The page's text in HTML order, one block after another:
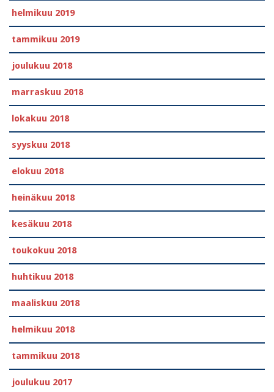
helmikuu 2019
tammikuu 2019
joulukuu 2018
marraskuu 2018
lokakuu 2018
syyskuu 2018
elokuu 2018
heinäkuu 2018
kesäkuu 2018
toukokuu 2018
huhtikuu 2018
maaliskuu 2018
helmikuu 2018
tammikuu 2018
joulukuu 2017